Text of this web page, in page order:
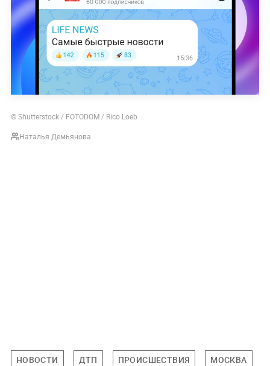
© Shutterstock / FOTODOM / Rico Loeb
Наталья Демьянова
НОВОСТИ ДТП ПРОИСШЕСТВИЯ МОСКВА